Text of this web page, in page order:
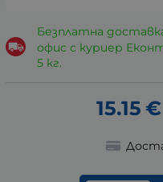
Безплатна
офис с куриер
5 кг.
15.15 €